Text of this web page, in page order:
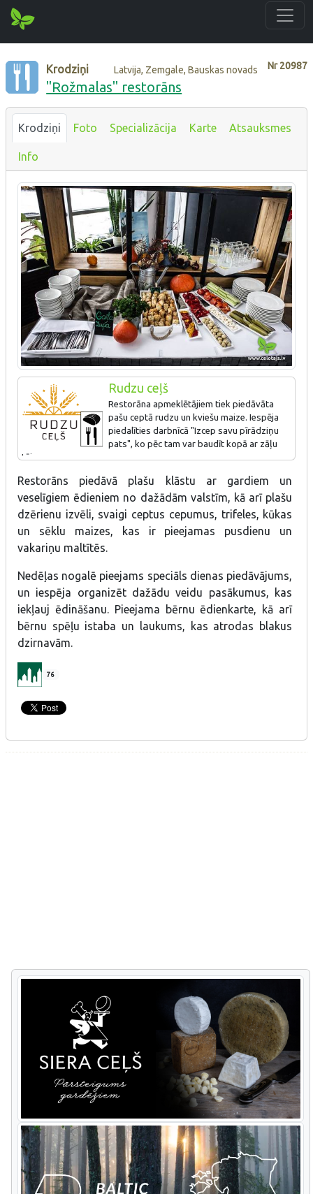
Nr20987
Krodziņi Latvija, Zemgale, Bauskas novads
"Rožmalas" restorāns
Krodziņi Foto Specializācija Karte Atsauksmes
Info
Rudzu ceļš
Restorāna apmeklētājiem tiek piedāvāta
pašu ceptā rudzu un kviešu maize. Iespēja
piedalīties darbnīcā "Izcep savu pīrādziņu
pats", ko pēc tam var baudīt kopā ar zāļu
tēju.
Restorāns piedāvā plašu klāstu ar gardiem un
veselīgiem ēdieniem no dažādām valstīm, kā arī plašu
dzērienu izvēli, svaigi ceptus cepumus, trifeles, kūkas
un sēklu maizes, kas ir pieejamas pusdienu un
vakariņu maltītēs.
Nedēļas nogalē pieejams speciāls dienas piedāvājums,
un iespēja organizēt dažādu veidu pasākumus, kas
iekļauj ēdināšanu. Pieejama bērnu ēdienkarte, kā arī
bērnu spēļu istaba un laukums, kas atrodas blakus
dzirnavām.
76